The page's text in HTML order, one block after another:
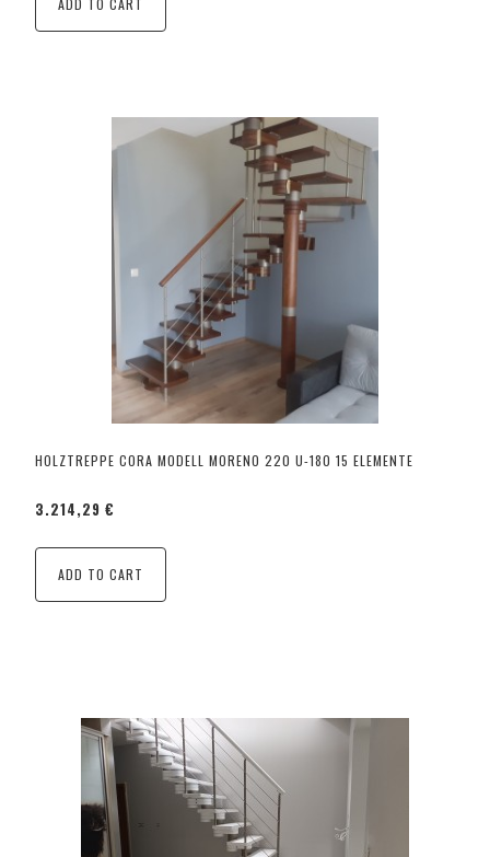
HOLZTREPPE CORA MODELL MORENO 220 U-180 15 ELEMENTE
3.214,29 €
ADD TO CART